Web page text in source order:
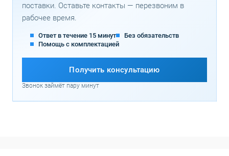
поставки. Оставьте контакты — перезвоним в
рабочее время.
Ответ в течение 15 минут
Без обязательств
Помощь с комплектацией
Получить консультацию
Звонок займёт пару минут